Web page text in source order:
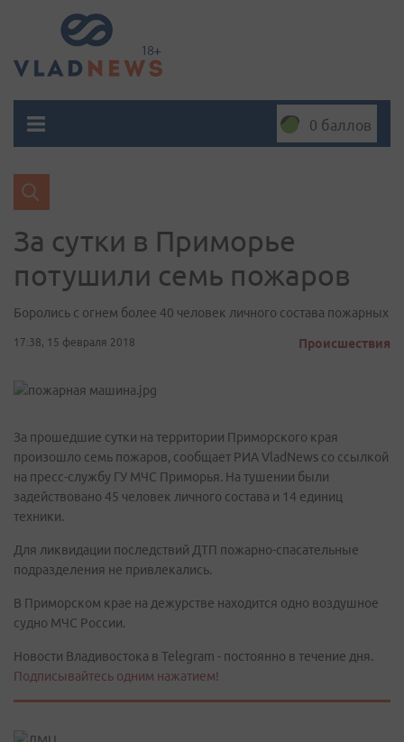
0 баллов
За сутки в Приморье
потушили семь пожаров
Боролись с огнем более 40 человек личного состава пожарных
17:38, 15 февраля 2018 Происшествия
За прошедшие сутки на территории Приморского края
произошло семь пожаров, сообщает РИА VladNews со ссылкой
на пресс-службу ГУ МЧС Приморья. На тушении были
задействовано 45 человек личного состава и 14 единиц
техники.
Для ликвидации последствий ДТП пожарно-спасательные
подразделения не привлекались.
В Приморском крае на дежурстве находится одно воздушное
судно МЧС России.
Новости Владивостока в Telegram - постоянно в течение дня.
Подписывайтесь одним нажатием!